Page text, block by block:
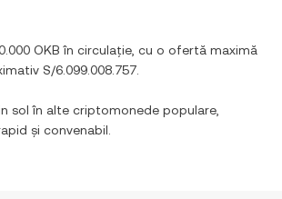
OKB în circulație, cu o ofertă maximă
S/6.099.008.757
sol în alte criptomonede populare,
și convenabil.